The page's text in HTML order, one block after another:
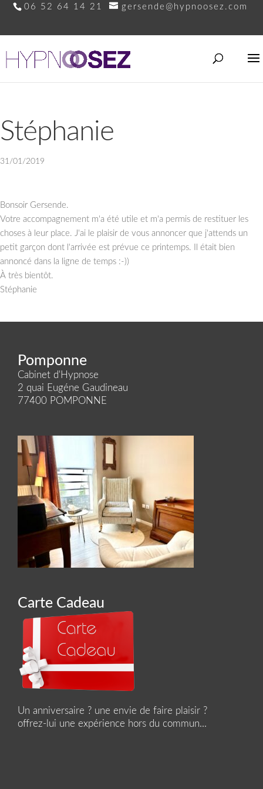
06 52 64 14 21 gersende@hypnoosez.com
Stéphanie
31/01/2019
Bonsoir Gersende.
Votre accompagnement m'a été utile et m'a permis de restituer les
choses à leur place. J'ai le plaisir de vous annoncer que j'attends un
petit garçon dont l'arrivée est prévue ce printemps. Il était bien
annoncé dans la ligne de temps :-))
À très bientôt.
Stéphanie
Pomponne
Cabinet d'Hypnose
2 quai Eugéne Gaudineau
77400 POMPONNE
Carte Cadeau
Un anniversaire ? une envie de faire plaisir ?
offrez-lui une expérience hors du commun...